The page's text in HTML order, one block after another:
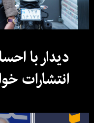
دیدار با
انتشارات